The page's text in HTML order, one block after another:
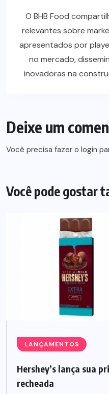
O BHB Food
relevantes sobre
apresentados por
no mercado,
inovadoras na
Deixe um
Você precisa fazer o login
Você pode gostar
LANÇAMENTOS
Hershey’s lança sua
recheada